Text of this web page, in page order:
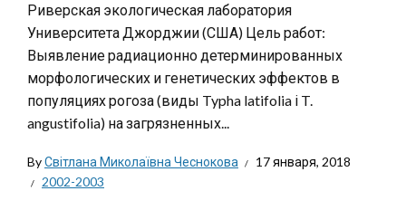
Риверская экологическая лаборатория
Университета Джорджии (США) Цель работ:
Выявление радиационно детерминированных
морфологических и генетических эффектов в
популяциях рогоза (виды Typha latifolia і T.
angustifolia) на загрязненных...
ByСвітлана Миколаївна Чеснокова
17 января, 2018
2002-2003